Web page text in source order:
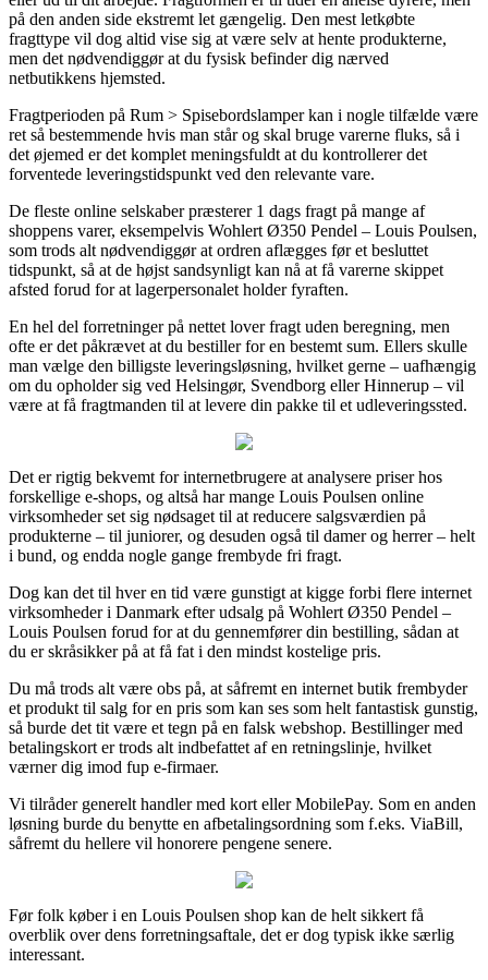
på den anden side ekstremt let gængelig. Den mest letkøbte
fragttype vil dog altid vise sig at være selv at hente produkterne,
men det nødvendiggør at du fysisk befinder dig nærved
netbutikkens hjemsted.
Fragtperioden på Rum > Spisebordslamper kan i nogle tilfælde være
ret så bestemmende hvis man står og skal bruge varerne fluks, så i
det øjemed er det komplet meningsfuldt at du kontrollerer det
forventede leveringstidspunkt ved den relevante vare.
De fleste online selskaber præsterer 1 dags fragt på mange af
shoppens varer, eksempelvis Wohlert Ø350 Pendel – Louis Poulsen,
som trods alt nødvendiggør at ordren aflægges før et besluttet
tidspunkt, så at de højst sandsynligt kan nå at få varerne skippet
afsted forud for at lagerpersonalet holder fyraften.
En hel del forretninger på nettet lover fragt uden beregning, men
ofte er det påkrævet at du bestiller for en bestemt sum. Ellers skulle
man vælge den billigste leveringsløsning, hvilket gerne – uafhængig
om du opholder sig ved Helsingør, Svendborg eller Hinnerup – vil
være at få fragtmanden til at levere din pakke til et udleveringssted.
Det er rigtig bekvemt for internetbrugere at analysere priser hos
forskellige e-shops, og altså har mange Louis Poulsen online
virksomheder set sig nødsaget til at reducere salgsværdien på
produkterne – til juniorer, og desuden også til damer og herrer – helt
i bund, og endda nogle gange frembyde fri fragt.
Dog kan det til hver en tid være gunstigt at kigge forbi flere internet
virksomheder i Danmark efter udsalg på Wohlert Ø350 Pendel –
Louis Poulsen forud for at du gennemfører din bestilling, sådan at
du er skråsikker på at få fat i den mindst kostelige pris.
Du må trods alt være obs på, at såfremt en internet butik frembyder
et produkt til salg for en pris som kan ses som helt fantastisk gunstig,
så burde det tit være et tegn på en falsk webshop. Bestillinger med
betalingskort er trods alt indbefattet af en retningslinje, hvilket
værner dig imod fup e-firmaer.
Vi tilråder generelt handler med kort eller MobilePay. Som en anden
løsning burde du benytte en afbetalingsordning som f.eks. ViaBill,
såfremt du hellere vil honorere pengene senere.
Før folk køber i en Louis Poulsen shop kan de helt sikkert få
overblik over dens forretningsaftale, det er dog typisk ikke særlig
interessant.